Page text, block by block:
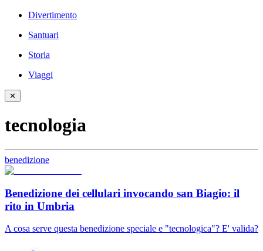
Divertimento
Santuari
Storia
Viaggi
✕
tecnologia
benedizione
Benedizione dei cellulari invocando san Biagio: il
rito in Umbria
A cosa serve questa benedizione speciale e "tecnologica"? E' valida?